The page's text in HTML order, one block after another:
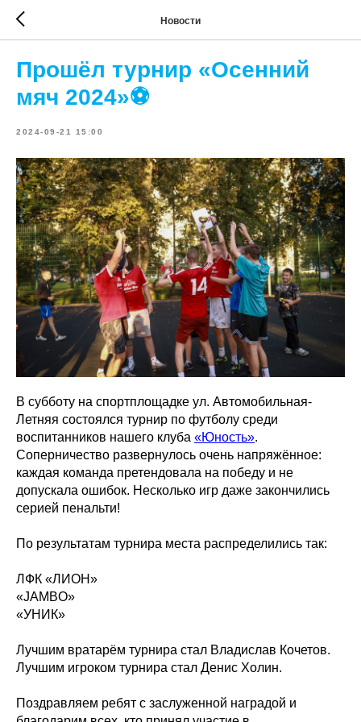
Новости
Прошёл турнир «Осенний
мяч 2024»⚽
2024-09-21 15:00
В субботу на спортплощадке ул. Автомобильная-
Летняя состоялся турнир по футболу среди
воспитанников нашего клуба «Юность».
Соперничество развернулось очень напряжённое:
каждая команда претендовала на победу и не
допускала ошибок. Несколько игр даже закончились
серией пенальти!
По результатам турнира места распределились так:
ЛФК «ЛИОН»
«JAMBO»
«УНИК»
Лучшим вратарём турнира стал Владислав Кочетов.
Лучшим игроком турнира стал Денис Холин.
Поздравляем ребят с заслуженной наградой и